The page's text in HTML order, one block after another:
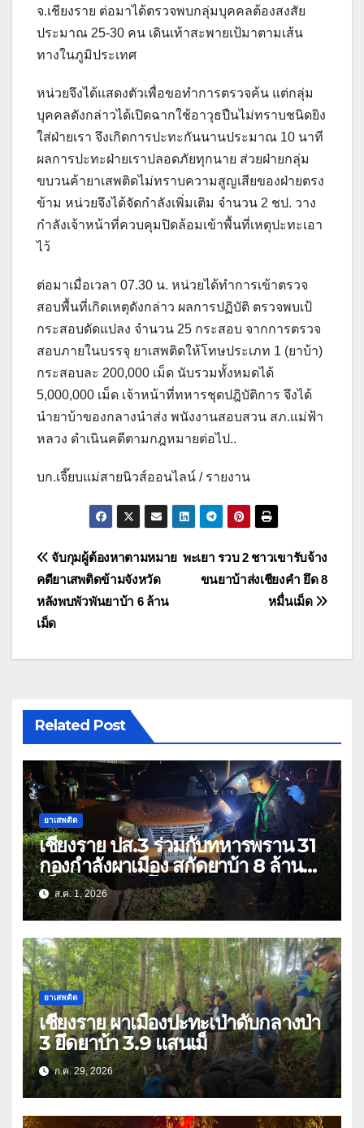
จ.เชียงราย ต่อมาได้ตรวจพบกลุ่มบุคคลต้องสงสัย
ประมาณ 25-30 คน เดินเท้าสะพายเป้มาตามเส้น
ทางในภูมิประเทศ
หน่วยจึงได้แสดงตัวเพื่อขอทำการตรวจค้น แต่กลุ่ม
บุคคลดังกล่าวได้เปิดฉากใช้อาวุธปืนไม่ทราบชนิดยิง
ใส่ฝ่ายเรา จึงเกิดการปะทะกันนานประมาณ 10 นาที
ผลการปะทะฝ่ายเราปลอดภัยทุกนาย ส่วยฝ่ายกลุ่ม
ขบวนค้ายาเสพติดไม่ทราบความสูญเสียของฝ่ายตรง
ข้าม หน่วยจึงได้จัดกำลังเพิ่มเติม จำนวน 2 ชป. วาง
กำลังเจ้าหน้าที่ควบคุมปิดล้อมเข้าพื้นที่เหตุปะทะเอา
ไว้
ต่อมาเมื่อเวลา 07.30 น. หน่วยได้ทำการเข้าตรวจ
สอบพื้นที่เกิดเหตุดังกล่าว ผลการปฏิบัติ ตรวจพบเป้
กระสอบดัดแปลง จำนวน 25 กระสอบ จากการตรวจ
สอบภายในบรรจุ ยาเสพติดให้โทษประเภท 1 (ยาบ้า)
กระสอบละ 200,000 เม็ด นับรวมทั้งหมดได้
5,000,000 เม็ด เจ้าหน้าที่ทหารชุดปฎิบัติการ จึงได้
นำยาบ้าของกลางนำส่ง พนังงานสอบสวน สภ.แม่ฟ้า
หลวง ดำเนินคดีตามกฎหมายต่อไป..
บก.เจี๊ยบแม่สายนิวส์ออนไลน์ / รายงาน
แนะแนว
เรื่อง
พะเยา รวบ 2 ชาวเขารับจ้าง
ขนยาบ้าส่งเชียงคำ ยึด 8
หมื่นเม็ด
จับกุมผู้ต้องหาตามหมาย
คดียาเสพติดข้ามจังหวัด
หลังพบพัวพันยาบ้า 6 ล้าน
เม็ด
Related Post
ยาเสพติด
เชียงราย ปส.3 ร่วมกับทหารพราน 31
กองกำลังผาเมือง สกัดยาบ้า 8 ล้าน
เม็ด เครือข่าย โล่ง แซ่ลี
ส.ค. 1, 2026
ยาเสพติด
เชียงราย ผาเมืองปะทะเป่าดับกลางป่า
3 ยึดยาบ้า 3.9 แสนเม็
ก.ค. 29, 2026